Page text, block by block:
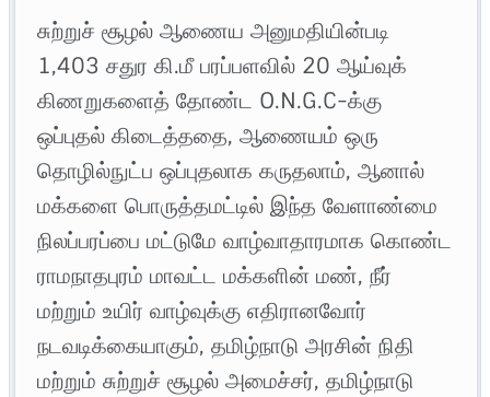
சுற்றுச் சூழல் ஆணைய அனுமதியின்படி
1,403 சதுர கி.மீ பரப்பளவில் 20 ஆய்வுக்
கிணறுகளைத் தோண்ட O.N.G.C-க்கு
ஒப்புதல் கிடைத்ததை, ஆணையம் ஒரு
தொழில்நுட்ப ஒப்புதலாக கருதலாம், ஆனால்
மக்களை பொருத்தமட்டில் இந்த வேளாண்மை
நிலப்பரப்பை மட்டுமே வாழ்வாதாரமாக கொண்ட
ராமநாதபுரம் மாவட்ட மக்களின் மண், நீர்
மற்றும் உயிர் வாழ்வுக்கு எதிரானவோர்
நடவடிக்கையாகும், தமிழ்நாடு அரசின் நிதி
மற்றும் சுற்றுச் சூழல் அமைச்சர், தமிழ்நாடு